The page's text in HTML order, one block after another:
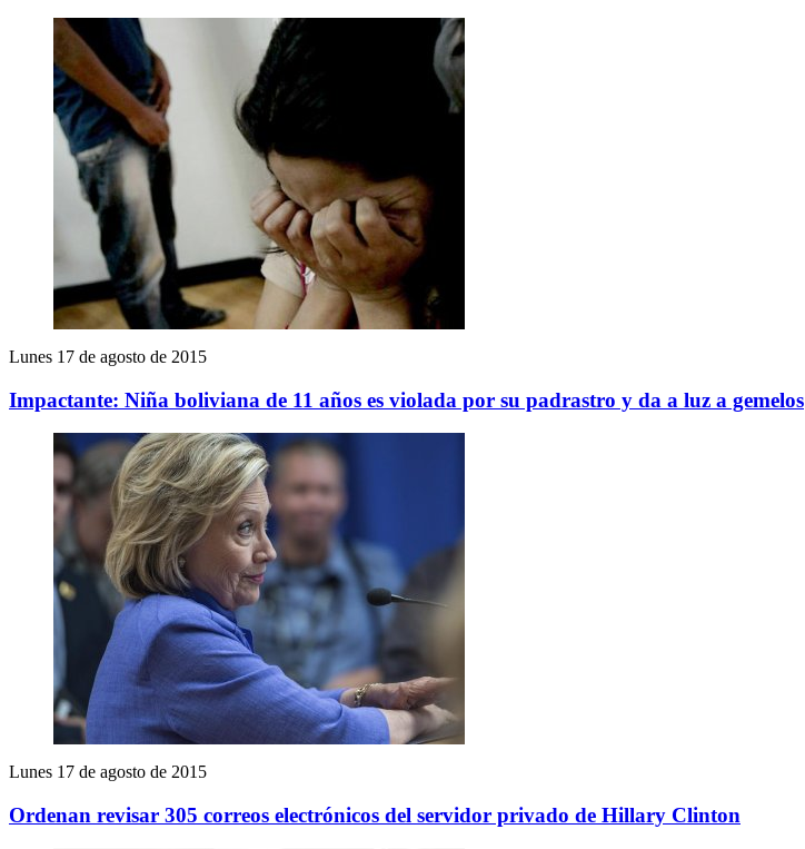
Lunes 17 de agosto de 2015
Impactante: Niña boliviana de 11 años es violada por su padrastro y da a luz a gemelos
Lunes 17 de agosto de 2015
Ordenan revisar 305 correos electrónicos del servidor privado de Hillary Clinton